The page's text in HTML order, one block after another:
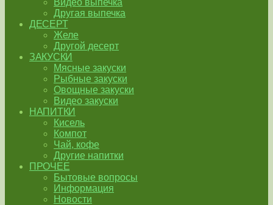
Видео выпечка
Другая выпечка
ДЕСЕРТ
Желе
Другой десерт
ЗАКУСКИ
Мясные закуски
Рыбные закуски
Овощные закуски
Видео закуски
НАПИТКИ
Кисель
Компот
Чай, кофе
Другие напитки
ПРОЧЕЕ
Бытовые вопросы
Информация
Новости